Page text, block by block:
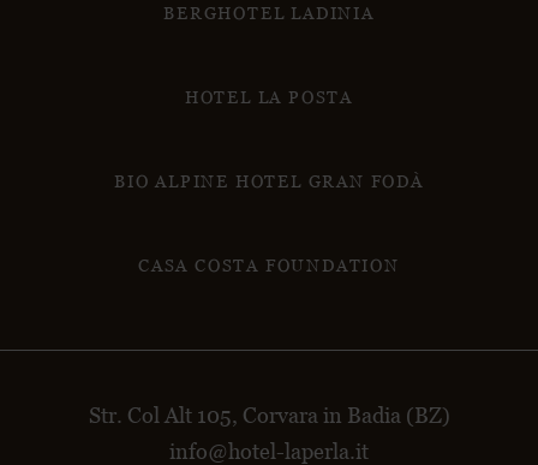
BERGHOTEL LADINIA
HOTEL LA POSTA
BIO ALPINE HOTEL GRAN FODÀ
CASA COSTA FOUNDATION
Str. Col Alt 105, Corvara in Badia (BZ)
info@hotel-laperla.it